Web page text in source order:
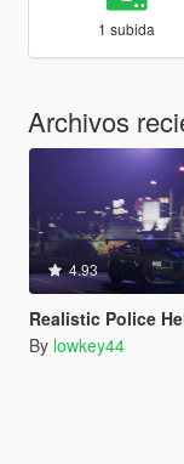
1 subida
Archivos
4.93
Realistic Police
By lowkey44